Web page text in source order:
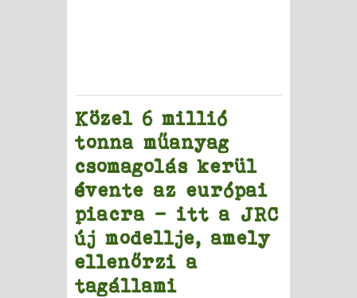
Közel 6 millió
tonna műanyag
csomagolás kerül
évente az európai
piacra – itt a JRC
új modellje, amely
ellenőrzi a
tagállami